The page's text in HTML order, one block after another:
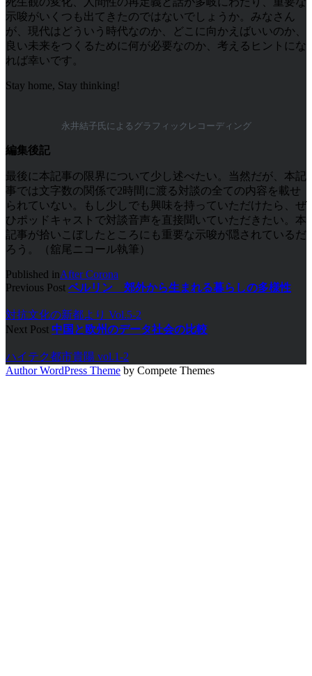
示唆がいくつも出てきたのではないでしょうか。みなさん
が、現代はどういう時代なのか、どこに向かえばいいのか、
良い未来をつくるために何が必要なのか、考えるヒントにな
れば幸いです。
Stay home, Stay thinking!
永井結子氏によるグラフィックレコーディング
編集後記
最後に本記事の限界について少し述べたい。当然だが、本記
事では文字数の関係で2時間に渡る対談の全ての内容を載せ
られていない。もし少しでも興味を持っていただけたら、ぜ
ひポッドキャストで対談音声を直接聞いていただきたい。本
記事が拾いこぼしたところにも重要な示唆が隠されているだ
ろう。（舘尾ニコール執筆）
Published inAfter Corona
Previous Post ベルリン 郊外から生まれる暮らしの多様性
対抗文化の新都より Vol.5-2
Next Post 中国と欧州のデータ社会の比較
ハイテク都市貴陽 vol.1-2
Author WordPress Theme by Compete Themes